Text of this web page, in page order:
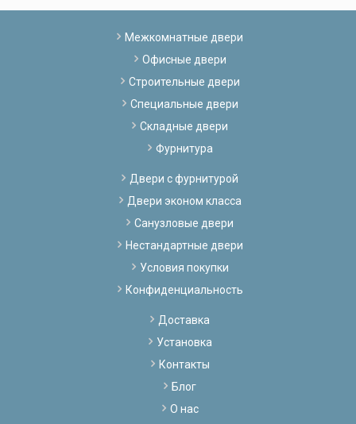
Межкомнатные двери
Офисные двери
Строительные двери
Специальные двери
Складные двери
Фурнитура
Двери с фурнитурой
Двери эконом класса
Санузловые двери
Нестандартные двери
Условия покупки
Конфиденциальность
Доставка
Установка
Контакты
Блог
О нас